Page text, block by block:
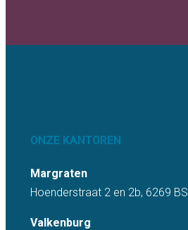
ONZE KANTOREN
Margraten
Hoenderstraat 2 en 2b, 6269 BS
Valkenburg